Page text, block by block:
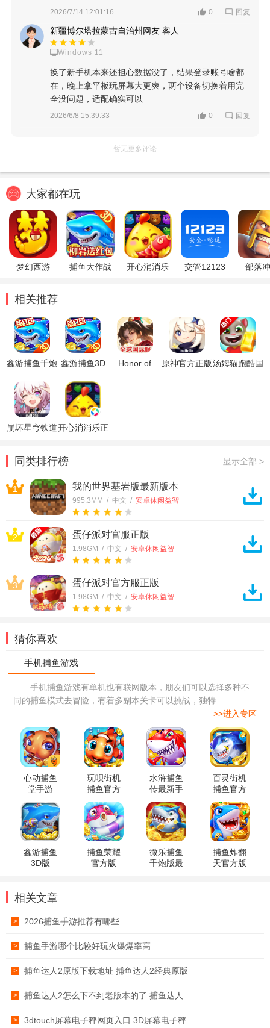
2026/7/14 12:01:16 0 回复
新疆博尔塔拉蒙古自治州网友 客人
Windows 11
换了新手机本来还担心数据没了，结果登录账号啥都
在，晚上拿平板玩屏幕大更爽，两个设备切换着用完
全没问题，适配确实可以
2026/6/8 15:39:33 0 回复
暂无更多评论
大家都在玩
梦幻西游 捕鱼大作战 开心消消乐 交管12123 部落
相关推荐
鑫游捕鱼千炮 鑫游捕鱼3D
Honor of
原神官方正版汤姆猫跑酷国
崩坏星穹铁道开心消消乐正
同类排行榜 显示全部 >
1 我的世界基岩版最新版本
995.3MM / 中文 / 安卓休闲益智
2 蛋仔派对官服正版
1.98GM / 中文 / 安卓休闲益智
3 蛋仔派对官方服正版
1.98GM / 中文 / 安卓休闲益智
猜你喜欢
手机捕鱼游戏有单机也有联网版本，朋友们可以选择多种不
同的捕鱼模式去冒险，有着多副本关卡可以挑战，独特
>>进入专区
心动捕鱼
堂手游
玩呗街机
捕鱼官方
版
水浒捕鱼
传最新手
机版
百灵街机
捕鱼官方
版
鑫游捕鱼
3D版
捕鱼荣耀
官方版
微乐捕鱼
千炮版最
捕鱼炸翻
天官方版
相关文章
> 2026捕鱼手游推荐有哪些
> 捕鱼手游哪个比较好玩火爆爆率高
> 捕鱼达人2原版下载地址 捕鱼达人2经典原版
> 捕鱼达人2怎么下不到老版本的了 捕鱼达人
> 3dtouch屏幕电子秤网页入口 3D屏幕电子秤